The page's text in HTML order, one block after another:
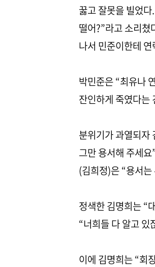
꿇고 잘못을 빌었
떨어?”라고 소리쳤
나서 민준이한테
박민준은 “최유나
잔인하게 죽였다는
분위기가 과열되자
그만 용서해 주세
(김희정)은 “용서
정색한 김명희는 “
“너희들 다 알고 있
이에 김명희는 “회